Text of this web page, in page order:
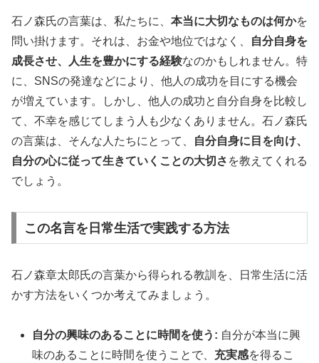
石ノ森氏の言葉は、私たちに、 本当に大切なものは何かを
問い掛けます。それは、お金や地位ではなく、
自分自身を
成長させ、人生を豊かにする経験なのかもしれません。特
に、SNSの発達などにより、他人の成功を目にする機会
が増えています。しかし、他人の成功と自分自身を比較し
て、不幸を感じてしまう人も少なくありません。石ノ森氏
の言葉は、そんな人たちにとって、
自分自身に目を向け、
自分の心に従って生きていくことの大切さ を教えてくれる
でしょう。
この名言を日常生活で実践する方法
石ノ森章太郎氏の言葉から得られる教訓を、日常生活に活
かす方法をいくつか考えてみましょう。
自分の興味のあることに時間を使う: 自分が本当に興
味のあることに時間を使うことで、 充実感を得るこ